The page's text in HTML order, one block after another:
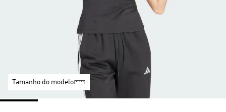
Tamanho do modelo